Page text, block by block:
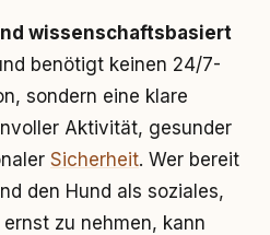
wissenschaftsbasiert
benötigt keinen 24/7-
sondern eine klare
Aktivität, gesunder
Sicherheit. Wer bereit
den Hund als soziales,
zu nehmen, kann